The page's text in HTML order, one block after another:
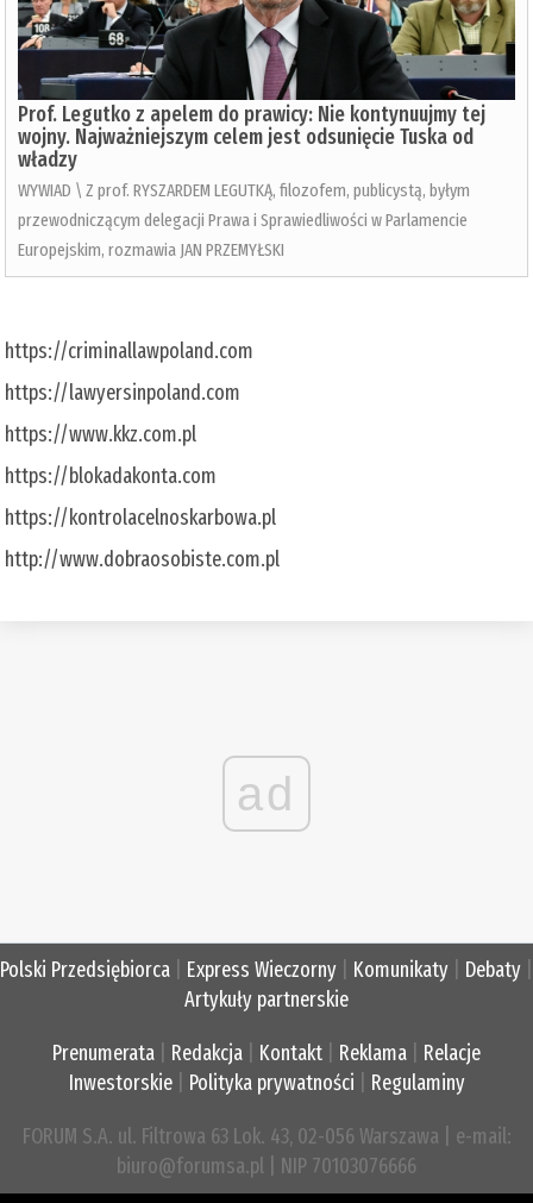
Prof. Legutko z apelem do prawicy: Nie kontynuujmy tej
wojny. Najważniejszym celem jest odsunięcie Tuska od
władzy
WYWIAD \ Z prof. RYSZARDEM LEGUTKĄ, filozofem, publicystą, byłym
przewodniczącym delegacji Prawa i Sprawiedliwości w Parlamencie
Europejskim, rozmawia JAN PRZEMYŁSKI
https://criminallawpoland.com
https://lawyersinpoland.com
https://www.kkz.com.pl
https://blokadakonta.com
https://kontrolacelnoskarbowa.pl
http://www.dobraosobiste.com.pl
ad
Polski Przedsiębiorca Express Wieczorny Komunikaty Debaty
Artykuły partnerskie
Prenumerata Redakcja Kontakt Reklama
Relacje
Inwestorskie| Polityka prywatności Regulaminy
FORUM S.A. ul. Filtrowa 63 Lok. 43, 02-056 Warszawa | e-mail:
biuro@forumsa.pl | NIP 70103076666